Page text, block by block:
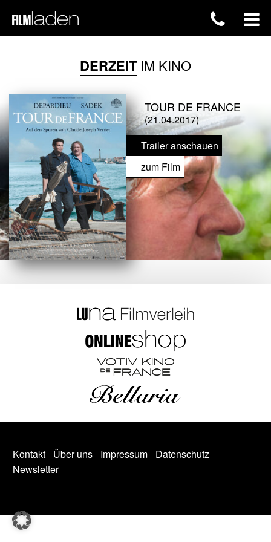
DERZEITIM KINO
TOUR DE FRANCE
(21.04.2017)
Trailer anschauen
zum Film
Kontakt Über uns Impressum
Datenschutz
Newsletter